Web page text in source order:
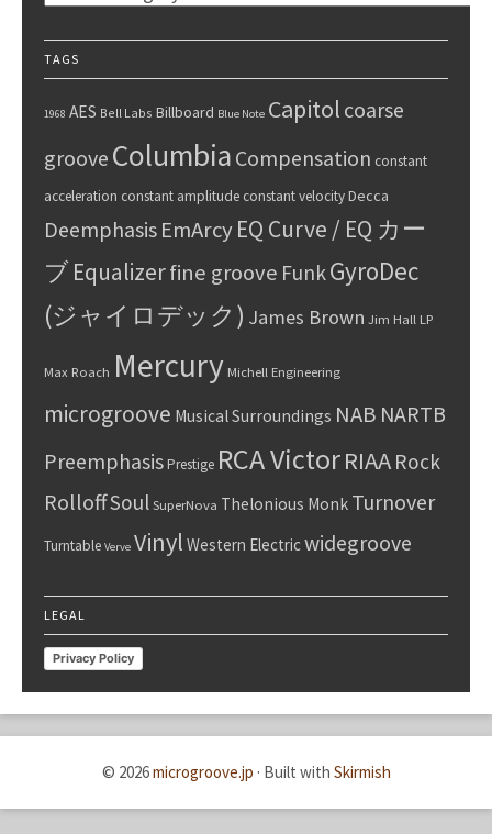
TAGS
1968 AES Bell Labs Billboard Blue Note Capitol coarse
groove Columbia Compensation constant
acceleration constant amplitude constant velocityDecca
Deemphasis EmArcyEQ Curve / EQ カー
ブEqualizerfine groove FunkGyroDec
(ジャイロデック) James Brown Jim Hall LP
Max Roach Mercury Michell Engineering
microgroove Musical Surroundings NAB NARTB
PreemphasisPrestige RCA VictorRIAA Rock
RolloffSoul SuperNova Thelonious Monk Turnover
Turntable Verve Vinyl Western Electricwidegroove
LEGAL
Privacy Policy
© 2026microgroove.jp · Built with Skirmish